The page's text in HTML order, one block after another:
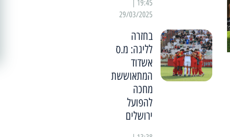
29/03/2025
בחזרה
לליגה: מ.ס
אשדוד
המתאוששת
מחכה
להפועל
ירושלים